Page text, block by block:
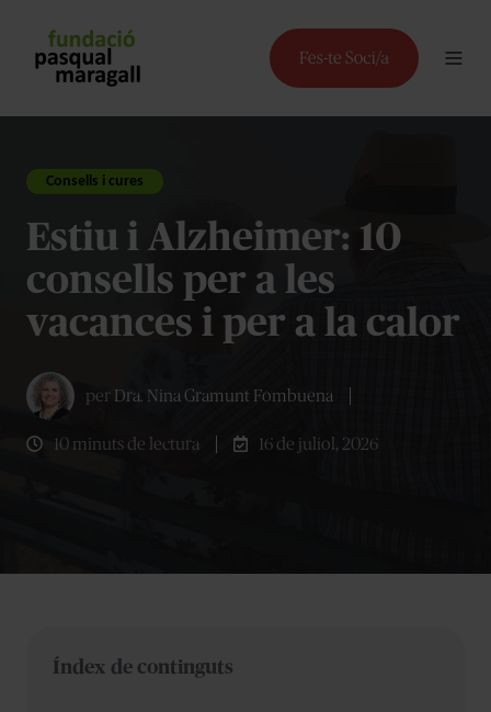
Consells i cures
Estiu i Alzheimer: 10
consells per a les
vacances i per a la calor
per Dra. Nina Gramunt Fombuena
10 minuts de lectura 16 de juliol, 2026
Índex de continguts